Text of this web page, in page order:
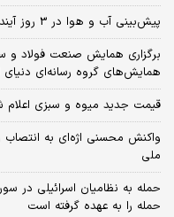
پیش‌بینی آب و هوا در 3 روز آینده/ ساکنان این استان‌ها منتظر باران باشند
برگزاری همایش صنعت فولاد و
همایش‌های گروه رسانه‌ای دنیای
قیمت جدید میوه و سبزی
واکنش محسنی اژه‌ای به انتصاب
ملی
حمله به نظامیان اسرائیلی در
حمله را به عهده گرفته است